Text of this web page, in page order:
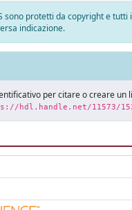
sono protetti da copyright e tutti
indicazione.
per citare o creare un
hdl.handle.net/11573/